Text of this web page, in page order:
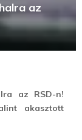
az
az RSD-n!
akasztott